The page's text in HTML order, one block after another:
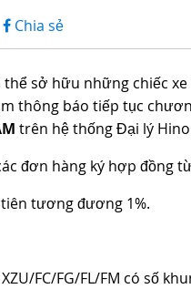
tấn)
Chia sẻ
sở hữu những chiếc
thông báo tiếp tục
trên hệ thống Đại lý
đơn hàng ký hợp đồng
tương đương 1%.
FC/FG/FL/FM có số